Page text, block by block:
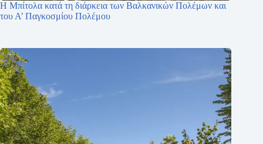
Η Μπίτολα κατά τη διάρκεια των Βαλκανικών Πολέμων και
του Α’ Παγκοσμίου Πολέμου